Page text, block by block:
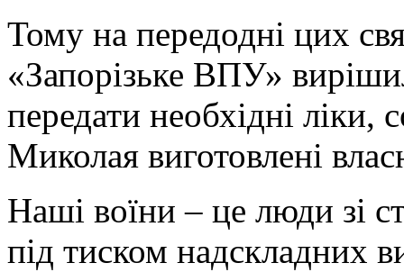
Тому на передодні цих
«Запорізьке ВПУ»
передати необхідні ліки,
Миколая виготовлені
Наші воїни – це люди зі
під тиском надскладних